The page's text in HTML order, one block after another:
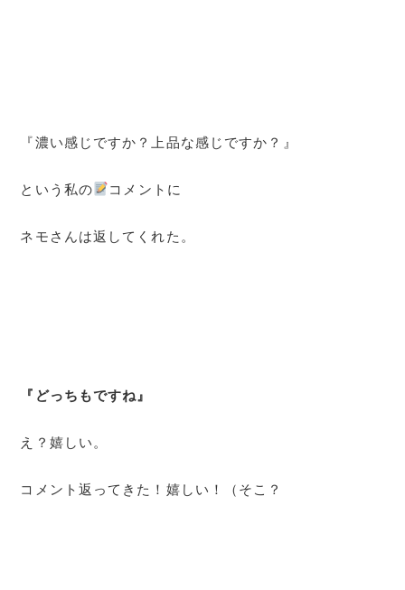
『濃い感じですか？上品な感じですか？』
という私の コメントに
ネモさんは返してくれた。
『どっちもですね』
え？嬉しい。
コメント返ってきた！嬉しい！（そこ？